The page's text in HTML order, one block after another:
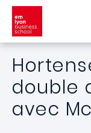
Aller au contenu
double
avec